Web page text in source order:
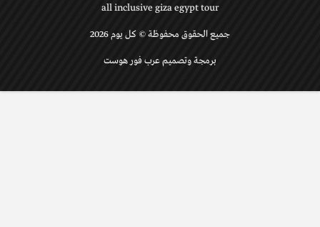
all inclusive giza egypt tour
جميع الحقوق محفوظة © كل يوم 2026
برمجة وتصميم عرب فور هوست